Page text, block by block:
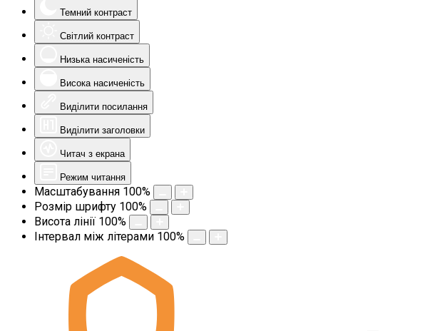
Темний контраст
Світлий контраст
Низька насиченість
Висока насиченість
Виділити посилання
Виділити заголовки
Читач з екрана
Режим читання
Масштабування 100%
Розмір шрифту 100%
Висота лінії 100%
Інтервал між літерами 100%